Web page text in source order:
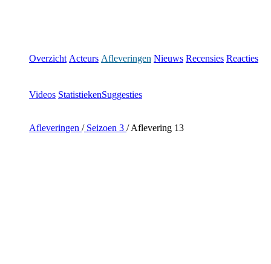
Overzicht Acteurs Afleveringen Nieuws Recensies Reacties
Videos StatistiekenSuggesties
Afleveringen /Seizoen 3 /Aflevering 13